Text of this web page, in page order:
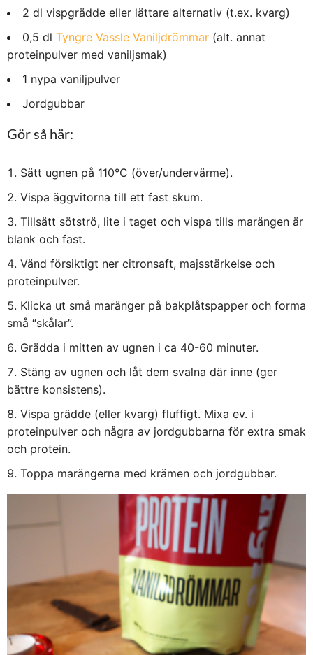
2 dl vispgrädde eller lättare alternativ (t.ex. kvarg)
0,5 dl Tyngre Vassle Vaniljdrömmar (alt. annat
proteinpulver med vaniljsmak)
1 nypa vaniljpulver
Jordgubbar
Gör så här:
Sätt ugnen på 110°C (över/undervärme).
Vispa äggvitorna till ett fast skum.
Tillsätt sötströ, lite i taget och vispa tills marängen är
blank och fast.
Vänd försiktigt ner citronsaft, majsstärkelse och
proteinpulver.
Klicka ut små maränger på bakplåtspapper och forma
små “skålar”.
Grädda i mitten av ugnen i ca 40-60 minuter.
Stäng av ugnen och låt dem svalna där inne (ger
bättre konsistens).
Vispa grädde (eller kvarg) fluffigt. Mixa ev. i
proteinpulver och några av jordgubbarna för extra smak
och protein.
Toppa marängerna med krämen och jordgubbar.